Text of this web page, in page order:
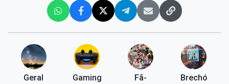
Geral Gaming
Fã-
Brechó